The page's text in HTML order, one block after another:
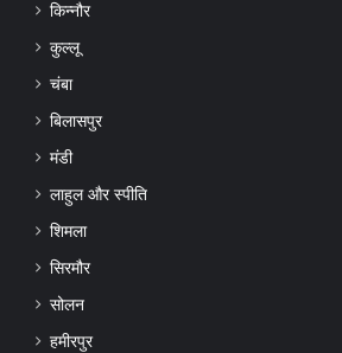
किन्नौर
कुल्लू
चंबा
बिलासपुर
मंडी
लाहुल और स्पीति
शिमला
सिरमौर
सोलन
हमीरपुर